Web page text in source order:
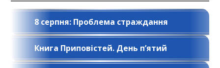
8 серпня: Проблема страждання
Книга Приповістей. День п’ятий